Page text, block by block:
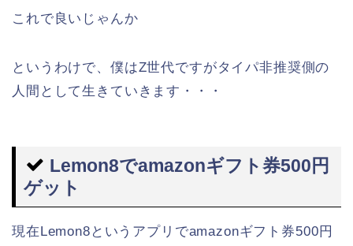
これで良いじゃんか
というわけで、僕はZ世代ですがタイパ非推奨側の
人間として生きていきます・・・
Lemon8でamazonギフト券500円
ゲット
現在Lemon8というアプリでamazonギフト券500円